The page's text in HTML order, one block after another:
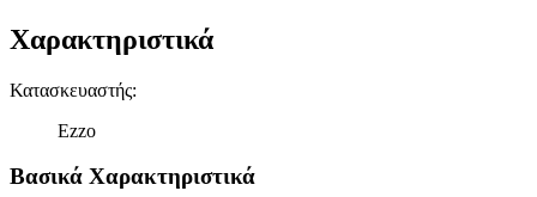
Χαρακτηριστικά
Κατασκευαστής:
Ezzo
Βασικά Χαρακτηριστικά